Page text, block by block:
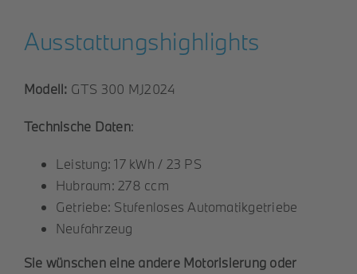
Ausstattungshighlights
Modell: GTS 300 MJ2024
Technische Daten:
Leistung: 17 kWh / 23 PS
Hubraum: 278 ccm
Getriebe: Stufenloses Automatikgetriebe
Neufahrzeug
Sie wünschen eine andere Motorisierung oder